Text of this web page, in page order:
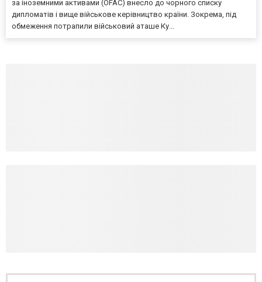
за іноземними активами (OFAC) внесло до чорного списку
дипломатів і вище військове керівництво країни. Зокрема, під
обмеження потрапили військовий аташе Ку...